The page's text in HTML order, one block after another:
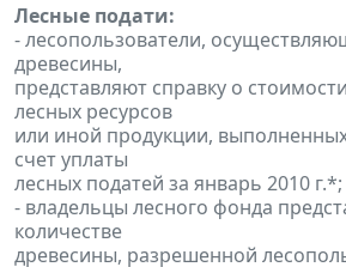
Лесные подати:
- лесопользователи,
древесины,
представляют справку о
лесных ресурсов
или иной продукции,
счет уплаты
лесных податей за январь 2010 г.*;
- владельцы лесного фонда
количестве
древесины, разрешенной